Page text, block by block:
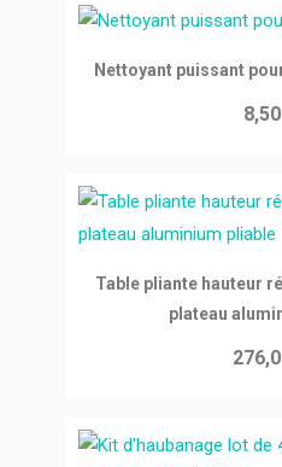
Ajouter
Nettoyant puissant
Ajouter au
Table pliante hauteur
plateau